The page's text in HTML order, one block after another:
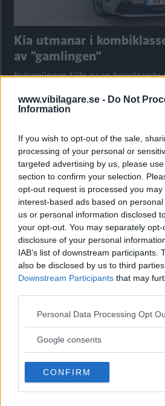
www.vibilagare.se - Do Not
Information
If you wish to opt-out of the sale,
processing of your personal or
targeted advertising by us, please
section to confirm your selection.
opt-out request is processed you may
interest-based ads based on
us or personal information disclosed
your opt-out. You may separately
disclosure of your personal
IAB’s list of downstream participants.
also be disclosed by us to third
Downstream Participants that may
Please note that this website/app
not limited to your visit or usage
use your data for below specified
consent section.
Personal Data Processing Opt
Google consents
CONFIRM
Kia utmanar i
av ”gamlingen”
Nykomlingen fälls av en besvärande
”God chans att bli ny
Utbudet av terrängdugliga
nu på av eldrivna Toyota bZ4X